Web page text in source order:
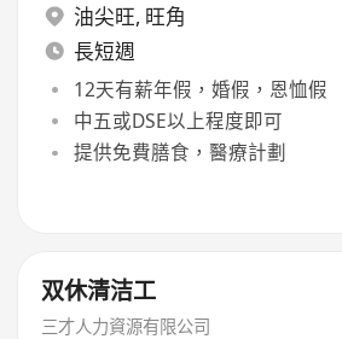
油尖旺, 旺角
長短週
12天有薪年假，婚假，恩恤假
中五或DSE以上程度即可
提供免費膳食，醫療計劃
双休清洁工
三才人力資源有限公司